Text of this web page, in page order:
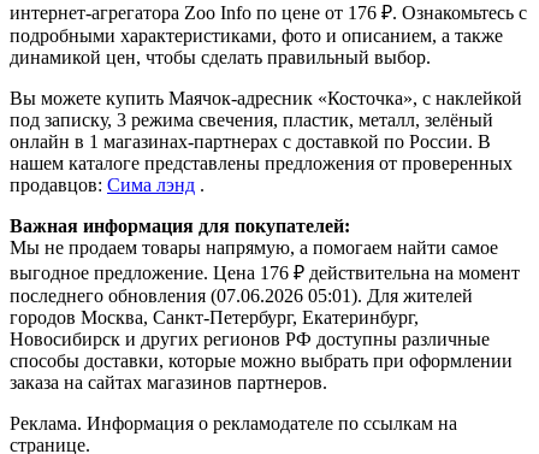
интернет-агрегатора Zoo Info по цене от 176 ₽. Ознакомьтесь с
подробными характеристиками, фото и описанием, а также
динамикой цен, чтобы сделать правильный выбор.
Вы можете купить Маячок-адресник «Косточка», с наклейкой
под записку, 3 режима свечения, пластик, металл, зелёный
онлайн в 1 магазинах-партнерах с доставкой по России. В
нашем каталоге представлены предложения от проверенных
продавцов: Сима лэнд .
Важная информация для покупателей:
Мы не продаем товары напрямую, а помогаем найти самое
выгодное предложение. Цена 176 ₽ действительна на момент
последнего обновления (07.06.2026 05:01). Для жителей
городов Москва, Санкт-Петербург, Екатеринбург,
Новосибирск и других регионов РФ доступны различные
способы доставки, которые можно выбрать при оформлении
заказа на сайтах магазинов партнеров.
Реклама. Информация о рекламодателе по ссылкам на
странице.